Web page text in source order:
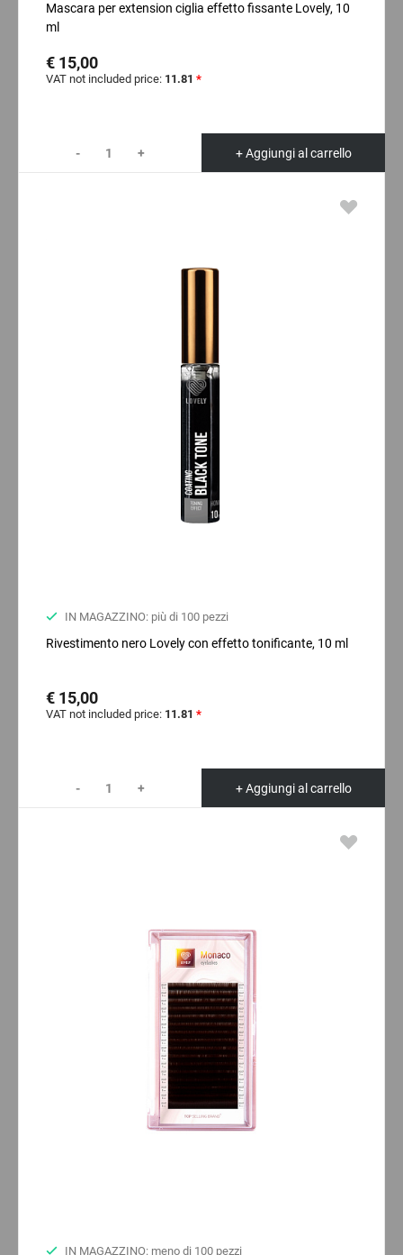
Mascara per extension ciglia effetto fissante Lovely, 10
ml
€ 15,00
VAT not included price: 11.81 *
- + + Aggiungi al carrello
IN MAGAZZINO: più di 100 pezzi
Rivestimento nero Lovely con effetto tonificante, 10 ml
€ 15,00
VAT not included price: 11.81 *
- + + Aggiungi al carrello
IN MAGAZZINO: meno di 100 pezzi